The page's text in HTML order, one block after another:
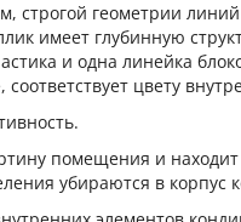
строгой геометрии
имеет глубинную
и одна линейка
цвету
помещения и
убираются в корпус